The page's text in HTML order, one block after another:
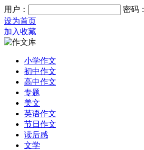
用户：
密码：
设为首页
加入收藏
小学作文
初中作文
高中作文
专题
美文
英语作文
节日作文
读后感
文学